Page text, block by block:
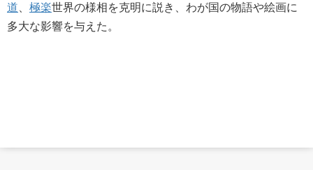
道
極楽世界の様相を克明に説き、わが国の物語や絵画に
多大な影響を与えた。